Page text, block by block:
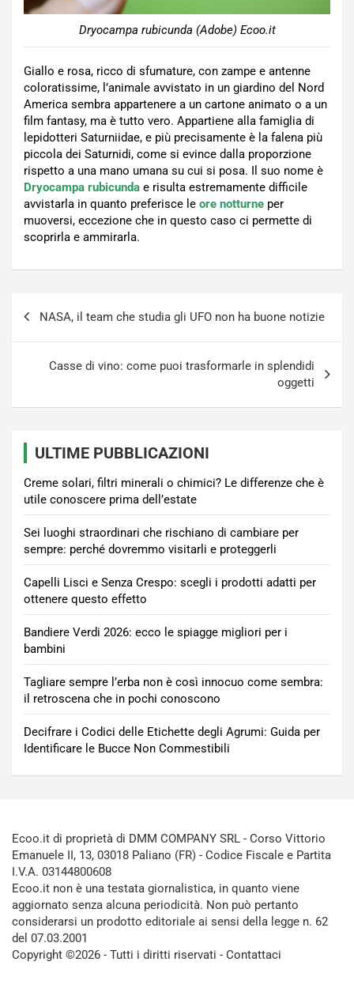
Dryocampa rubicunda (Adobe) Ecoo.it
Giallo e rosa, ricco di sfumature, con zampe e antenne
coloratissime, l’animale avvistato in un giardino del Nord
America sembra appartenere a un cartone animato o a un
film fantasy, ma è tutto vero. Appartiene alla famiglia di
lepidotteri Saturniidae, e più precisamente è la falena più
piccola dei Saturnidi, come si evince dalla proporzione
rispetto a una mano umana su cui si posa. Il suo nome è
Dryocampa rubicunda e risulta estremamente difficile
avvistarla in quanto preferisce le ore notturne per
muoversi, eccezione che in questo caso ci permette di
scoprirla e ammirarla.
NASA, il team che studia gli UFO non ha buone notizie
Casse di vino: come puoi trasformarle in splendidi
oggetti
ULTIME PUBBLICAZIONI
Creme solari, filtri minerali o chimici? Le differenze che è
utile conoscere prima dell’estate
Sei luoghi straordinari che rischiano di cambiare per
sempre: perché dovremmo visitarli e proteggerli
Capelli Lisci e Senza Crespo: scegli i prodotti adatti per
ottenere questo effetto
Bandiere Verdi 2026: ecco le spiagge migliori per i
bambini
Tagliare sempre l’erba non è così innocuo come sembra:
il retroscena che in pochi conoscono
Decifrare i Codici delle Etichette degli Agrumi: Guida per
Identificare le Bucce Non Commestibili
Ecoo.it di proprietà di DMM COMPANY SRL - Corso Vittorio
Emanuele II, 13, 03018 Paliano (FR) - Codice Fiscale e Partita
I.V.A. 03144800608
Ecoo.it non è una testata giornalistica, in quanto viene
aggiornato senza alcuna periodicità. Non può pertanto
considerarsi un prodotto editoriale ai sensi della legge n. 62
del 07.03.2001
Copyright ©2026 - Tutti i diritti riservati - Contattaci